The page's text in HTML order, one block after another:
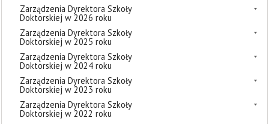
Zarządzenia Dyrektora Szkoły
Doktorskiej w 2026 roku
Zarządzenia Dyrektora Szkoły
Doktorskiej w 2025 roku
Zarządzenia Dyrektora Szkoły
Doktorskiej w 2024 roku
Zarządzenia Dyrektora Szkoły
Doktorskiej w 2023 roku
Zarządzenia Dyrektora Szkoły
Doktorskiej w 2022 roku